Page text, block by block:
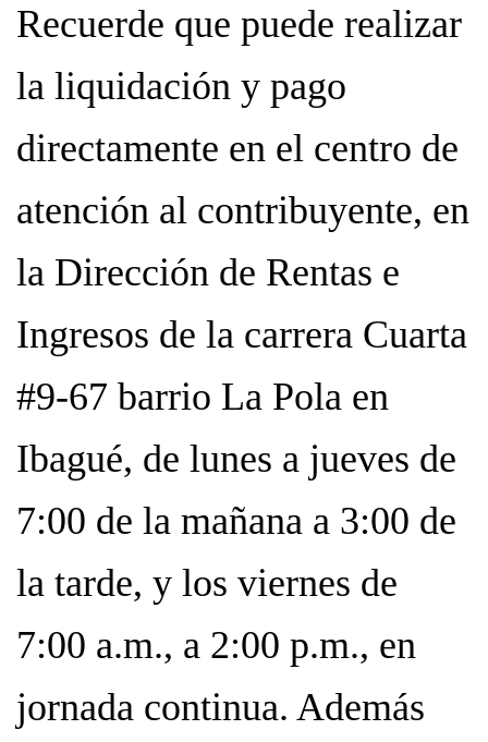
Recuerde que puede realizar
la liquidación y pago
directamente en el centro de
atención al contribuyente, en
la Dirección de Rentas e
Ingresos de la carrera Cuarta
#9-67 barrio La Pola en
Ibagué, de lunes a jueves de
7:00 de la mañana a 3:00 de
la tarde, y los viernes de
7:00 a.m., a 2:00 p.m., en
jornada continua. Además